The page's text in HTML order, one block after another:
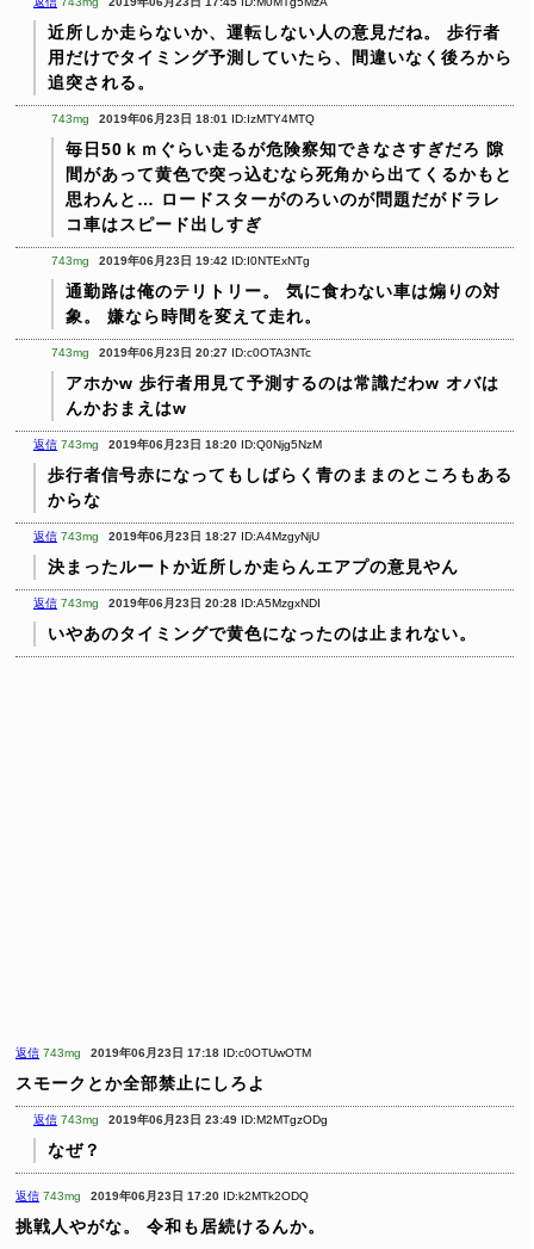
近所しか走らないか、運転しない人の意見だね。
歩行者
用だけでタイミング予測していたら、間違いなく後ろから
追突される。
743mg 2019年06月23日 18:01 ID:IzMTY4MTQ
毎日50ｋｍぐらい走るが危険察知できなさすぎだろ 隙
間があって黄色で突っ込むなら死角から出てくるかもと
思わんと… ロードスターがのろいのが問題だがドラレ
コ車はスピード出しすぎ
743mg 2019年06月23日 19:42 ID:I0NTExNTg
通勤路は俺のテリトリー。
気に食わない車は煽りの対
象。
嫌なら時間を変えて走れ。
743mg 2019年06月23日 20:27 ID:c0OTA3NTc
アホかw 歩行者用見て予測するのは常識だわw オバは
んかおまえはw
返信 743mg 2019年06月23日 18:20 ID:Q0Njg5NzM
歩行者信号赤になってもしばらく青のままのところもある
からな
返信 743mg 2019年06月23日 18:27 ID:A4MzgyNjU
決まったルートか近所しか走らんエアプの意見やん
返信 743mg 2019年06月23日 20:28 ID:A5MzgxNDI
いやあのタイミングで黄色になったのは止まれない。
返信 743mg 2019年06月23日 17:18 ID:c0OTUwOTM
スモークとか全部禁止にしろよ
返信 743mg 2019年06月23日 23:49 ID:M2MTgzODg
なぜ？
返信 743mg 2019年06月23日 17:20 ID:k2MTk2ODQ
挑戦人やがな。 令和も居続けるんか。